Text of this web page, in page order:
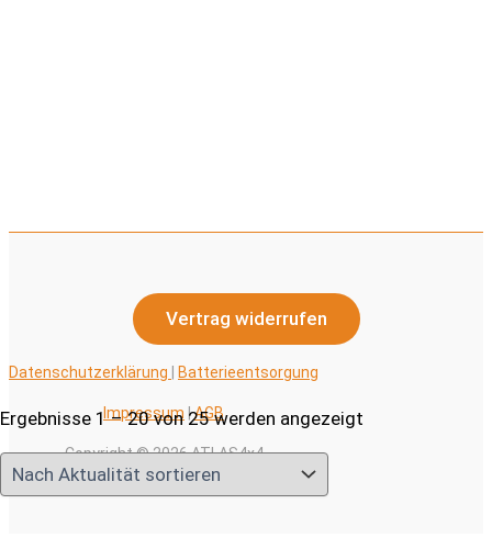
Ergebnisse 1 – 20 von 25 werden angezeigt
Vertrag widerrufen
Datenschutzerklärung Batterieentsorgung
Impressum |AGB
Copyright © 2026 ATLAS4x4